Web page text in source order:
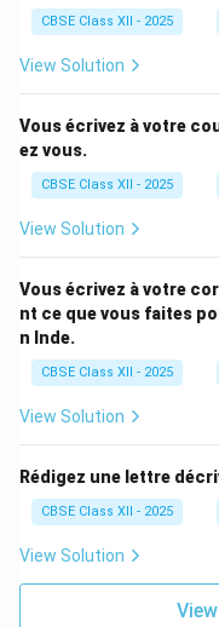
CBSE Class XII - 2025
View Solution
Vous écrivez à votre
ez vous.
CBSE Class XII - 2025
View Solution
Vous écrivez à votre
nt ce que vous faites
n Inde.
CBSE Class XII - 2025
View Solution
Rédigez une lettre
CBSE Class XII - 2025
View Solution